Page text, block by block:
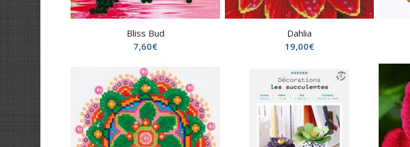
Bliss Bud
7,60€
Dahlia
19,00€